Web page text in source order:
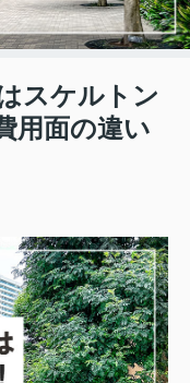
スケルトン
用面の違い